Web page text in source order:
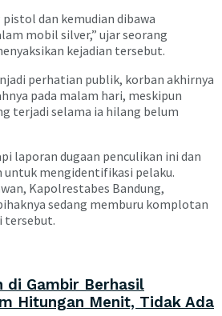
dan kemudian dibawa
mobil silver,” ujar seorang
kejadian tersebut.
perhatian publik, korban akhirnya
pada malam hari, meskipun
terjadi selama ia hilang belum
laporan dugaan penculikan ini dan
untuk mengidentifikasi pelaku.
Kapolrestabes Bandung,
sedang memburu komplotan
tersebut.
di Gambir Berhasil
Hitungan Menit, Tidak Ada